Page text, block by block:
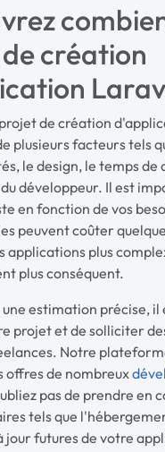
création
de création
plusieurs facteurs tels
le design, le temps de
développeur. Il est
en fonction de vos
peuvent coûter
applications plus
plus conséquent.
estimation précise, il
projet et de solliciter
Notre
offres de nombreux
pas de prendre en
tels que
jour futures de votre